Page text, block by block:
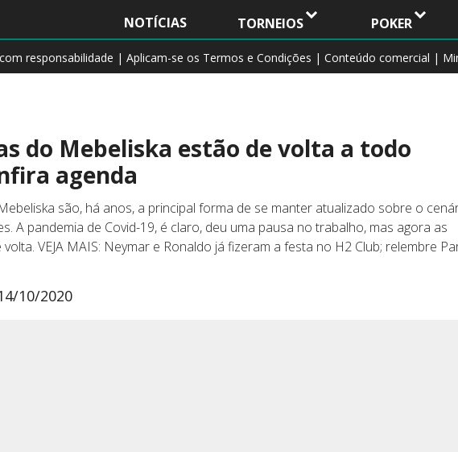
NOTÍCIAS TORNEIOS POKER
responsabilidade | Aplicam-se os Termos e Condições | Conteúdo comercial |
do Mebeliska estão de volta a todo
agenda
são, há anos, a principal forma de se manter atualizado sobre o
A pandemia de Covid-19, é claro, deu uma pausa no trabalho, mas agora as
VEJA MAIS: Neymar e Ronaldo já fizeram a festa no H2 Club; relembre
10/2020